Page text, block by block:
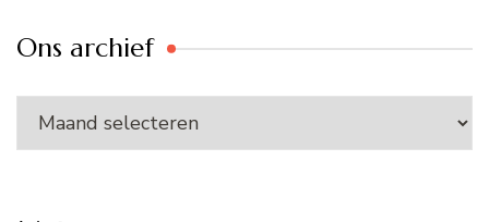
Ons archief
Ons
archief